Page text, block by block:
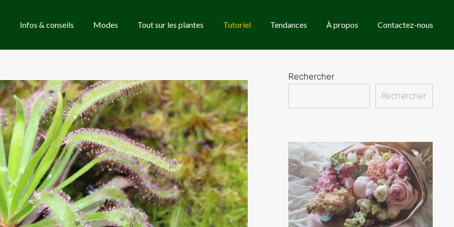
Infos & conseils Modes Tout sur les plantes Tutoriel Tendances À propos Contactez-nous
Rechercher
Rechercher